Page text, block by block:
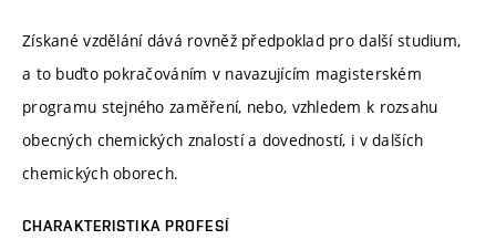
Získané vzdělání dává rovněž předpoklad pro další studium,
a to buďto pokračováním v navazujícím magisterském
programu stejného zaměření, nebo, vzhledem k rozsahu
obecných chemických znalostí a dovedností, i v dalších
chemických oborech.
CHARAKTERISTIKA PROFESÍ